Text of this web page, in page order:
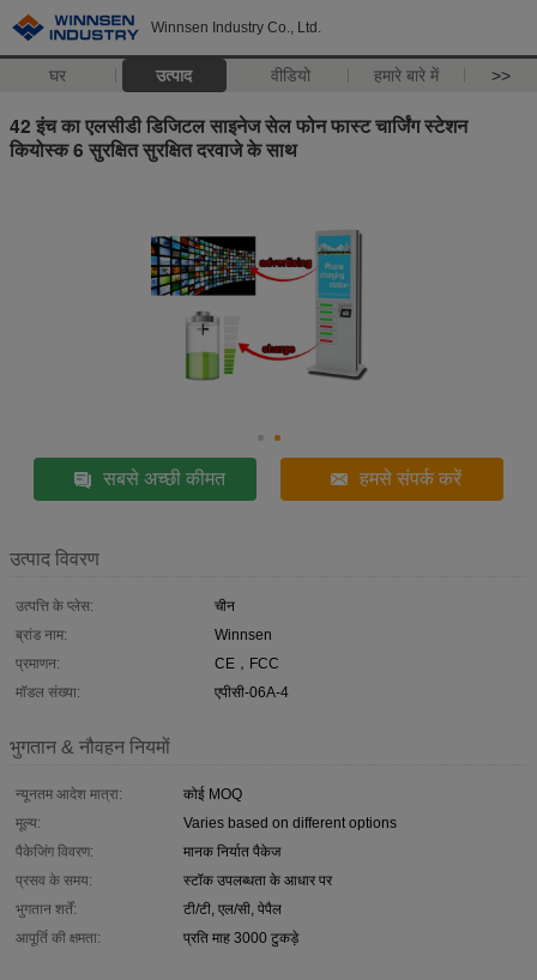
Winnsen Industry Co., Ltd.
घर उत्पाद वीडियो हमारे बारे में >>
42 इंच का एलसीडी डिजिटल साइनेज सेल फोन फास्ट चार्जिंग स्टेशन
कियोस्क 6 सुरक्षित सुरक्षित दरवाजे के साथ
सबसे अच्छी कीमत हमसे संपर्क करें
उत्पाद विवरण
उत्पत्ति के प्लेस:
चीन
ब्रांड नाम:
Winnsen
प्रमाणन:
CE，FCC
मॉडल संख्या:
एपीसी-06A-4
भुगतान & नौवहन नियमों
न्यूनतम आदेश मात्रा:
कोई MOQ
मूल्य:
Varies based on different options
पैकेजिंग विवरण:
मानक निर्यात पैकेज
प्रसव के समय:
स्टॉक उपलब्धता के आधार पर
भुगतान शर्तें:
टी/टी, एल/सी, पेपैल
आपूर्ति की क्षमता:
प्रति माह 3000 टुकड़े